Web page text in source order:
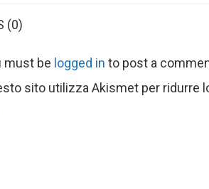
(0)
must be logged in to post a
sito utilizza Akismet per ridurre